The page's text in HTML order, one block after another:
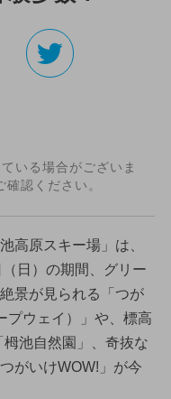
いる場合がございま
認ください。
高原スキー場」は、
日）の期間、グリー
景が見られる「つが
プウェイ）」や、標高
池自然園」、奇抜な
がいけWOW!」が今